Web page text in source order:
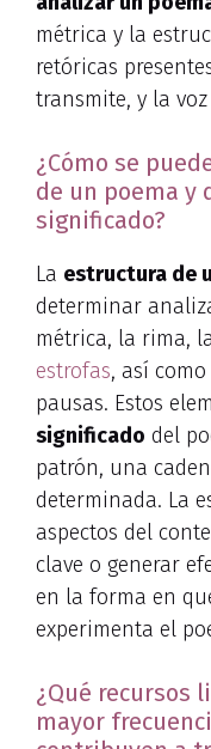
métrica y la
retóricas
transmite, y la
¿Cómo se
de un poema y
significado?
La estructura de
determinar
métrica, la rima,
estrofas, así
pausas. Estos
significado del
patrón, una
determinada. La
aspectos del
clave o generar
en la forma en
experimenta el
¿Qué recursos
mayor